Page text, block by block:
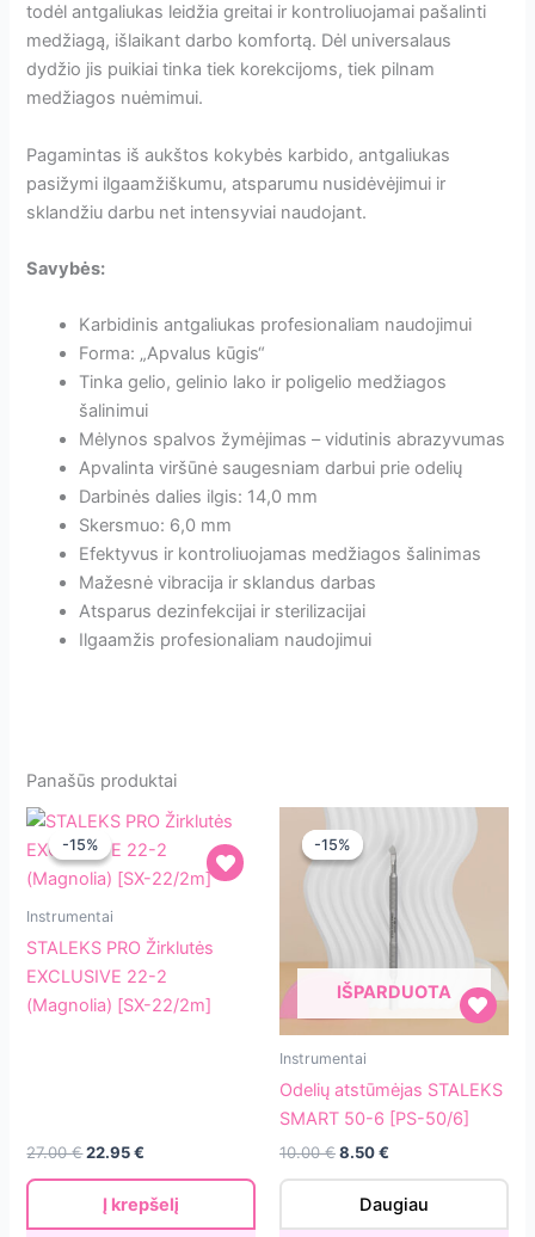
todėl antgaliukas leidžia greitai ir kontroliuojamai pašalinti
medžiagą, išlaikant darbo komfortą. Dėl universalaus
dydžio jis puikiai tinka tiek korekcijoms, tiek pilnam
medžiagos nuėmimui.
Pagamintas iš aukštos kokybės karbido, antgaliukas
pasižymi ilgaamžiškumu, atsparumu nusidėvėjimui ir
sklandžiu darbu net intensyviai naudojant.
Savybės:
Karbidinis antgaliukas profesionaliam naudojimui
Forma: „Apvalus kūgis“
Tinka gelio, gelinio lako ir poligelio medžiagos
šalinimui
Mėlynos spalvos žymėjimas – vidutinis abrazyvumas
Apvalinta viršūnė saugesniam darbui prie odelių
Darbinės dalies ilgis: 14,0 mm
Skersmuo: 6,0 mm
Efektyvus ir kontroliuojamas medžiagos šalinimas
Mažesnė vibracija ir sklandus darbas
Atsparus dezinfekcijai ir sterilizacijai
Ilgaamžis profesionaliam naudojimui
Panašūs produktai
-15%
STALEKS
22-
-15%
Instrumentai
STALEKS PRO Žirklutės
EXCLUSIVE 22-2
(Magnolia) [SX-22/2m]
27.00€Original
27.00 €.
22.95€
22.95 €.
Į krepšelį
-15%
Odelių
STALEKS
50-
IŠPARDUOTA
-15%
Instrumentai
Odelių atstūmėjas STALEKS
SMART 50-6 [PS-50/6]
10.00€Original
10.00 €.
8.50€
8.50 €.
Daugiau